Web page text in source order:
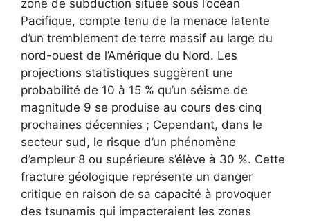
zone de subduction située sous l’océan
Pacifique, compte tenu de la menace latente
d’un tremblement de terre massif au large du
nord-ouest de l’Amérique du Nord. Les
projections statistiques suggèrent une
probabilité de 10 à 15 % qu’un séisme de
magnitude 9 se produise au cours des cinq
prochaines décennies ; Cependant, dans le
secteur sud, le risque d’un phénomène
d’ampleur 8 ou supérieure s’élève à 30 %. Cette
fracture géologique représente un danger
critique en raison de sa capacité à provoquer
des tsunamis qui impacteraient les zones